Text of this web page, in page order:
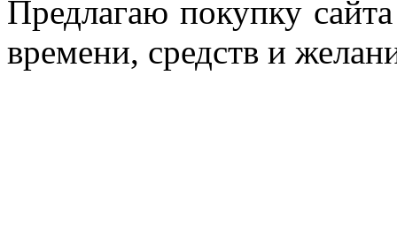
Пред­ла­гаю по­куп­ку
вре­мени, средств и